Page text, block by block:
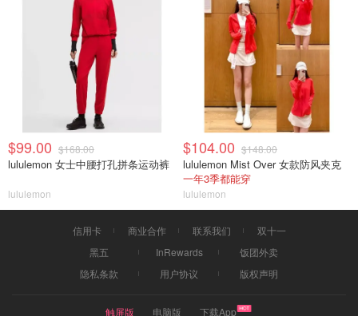
$99.00 $168.00
lululemon 女士中腰打孔拼条运动裤
lululemon
$104.00 $148.00
lululemon Mist Over 女款防风夹克
一年3季都能穿
lululemon
信用卡 商业合作 联系我们
双十一
黑五
InRewards
饭团外卖
隐私条款
用户协议 版权声明
触屏版 电脑版 下载App